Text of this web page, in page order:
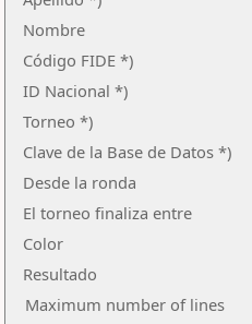
Nombre
Código FIDE *)
ID Nacional *)
Torneo *)
Clave de la Base de Datos *)
Desde la ronda
El torneo finaliza entre
Color
Resultado
Maximum number of lines